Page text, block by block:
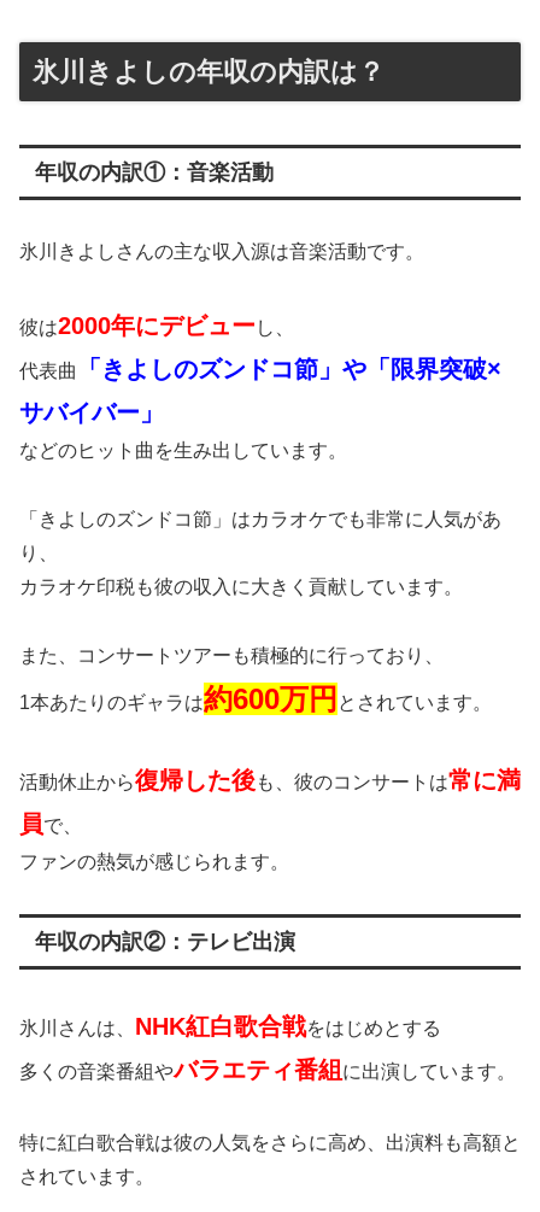
氷川きよしの年収の内訳は？
年収の内訳①：音楽活動
氷川きよしさんの主な収入源は音楽活動です。
彼は2000年にデビュー し、
代表曲
「きよしのズンドコ節」や「限界突破×
サバイバー」
などのヒット曲を生み出しています。
「きよしのズンドコ節」はカラオケでも非常に人気があ
り、
カラオケ印税も彼の収入に大きく貢献しています。
また、コンサートツアーも積極的に行っており、
1本あたりのギャラは約600万円 とされています。
活動休止から復帰した後も、彼のコンサートは常に満
員で、
ファンの熱気が感じられます。
年収の内訳②：テレビ出演
氷川さんは、 NHK紅白歌合戦をはじめとする
多くの音楽番組やバラエティ番組 に出演しています。
特に紅白歌合戦は彼の人気をさらに高め、出演料も高額と
されています。